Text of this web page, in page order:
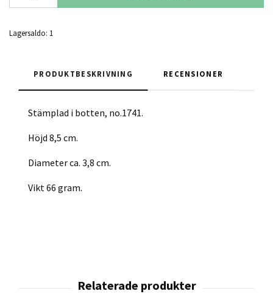
Lagersaldo: 1
PRODUKTBESKRIVNING RECENSIONER
Stämplad i botten, no.1741.
Höjd 8,5 cm.
Diameter ca. 3,8 cm.
Vikt 66 gram.